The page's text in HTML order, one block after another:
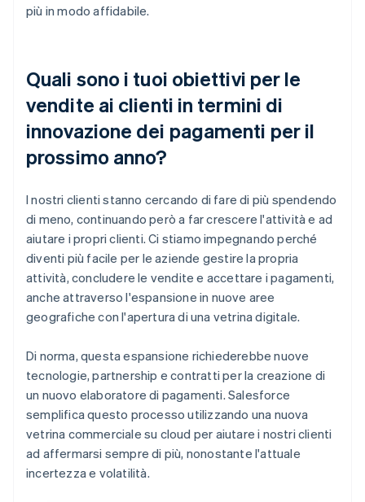
più in modo affidabile.
Quali sono i tuoi obiettivi per le
vendite ai clienti in termini di
innovazione dei pagamenti per il
prossimo anno?
I nostri clienti stanno cercando di fare di più spendendo
di meno, continuando però a far crescere l'attività e ad
aiutare i propri clienti. Ci stiamo impegnando perché
diventi più facile per le aziende gestire la propria
attività, concludere le vendite e accettare i pagamenti,
anche attraverso l'espansione in nuove aree
geografiche con l'apertura di una vetrina digitale.
Di norma, questa espansione richiederebbe nuove
tecnologie, partnership e contratti per la creazione di
un nuovo elaboratore di pagamenti. Salesforce
semplifica questo processo utilizzando una nuova
vetrina commerciale su cloud per aiutare i nostri clienti
ad affermarsi sempre di più, nonostante l'attuale
incertezza e volatilità.